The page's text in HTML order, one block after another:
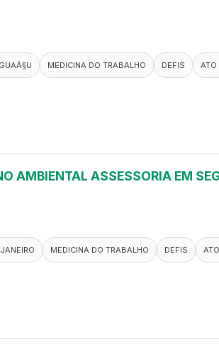
MEDICINA DO TRABALHO DEFIS ATO
AMBIENTAL ASSESSORIA EM
MEDICINA DO TRABALHO DEFIS